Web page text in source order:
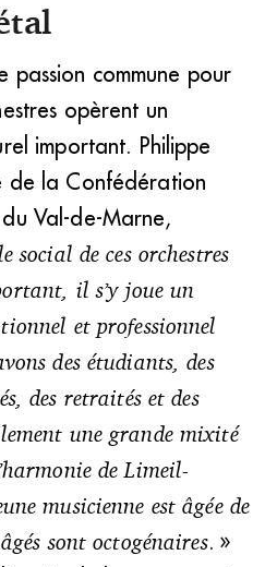
passion commune pour
opèrent un
important. Philippe
de la Confédération
Val-de-Marne,
social de ces orchestres
il s’y joue un
et professionnel
des étudiants, des
des retraités et des
une grande mixité
de Limeil-
musicienne est âgée de
sont octogénaires. »